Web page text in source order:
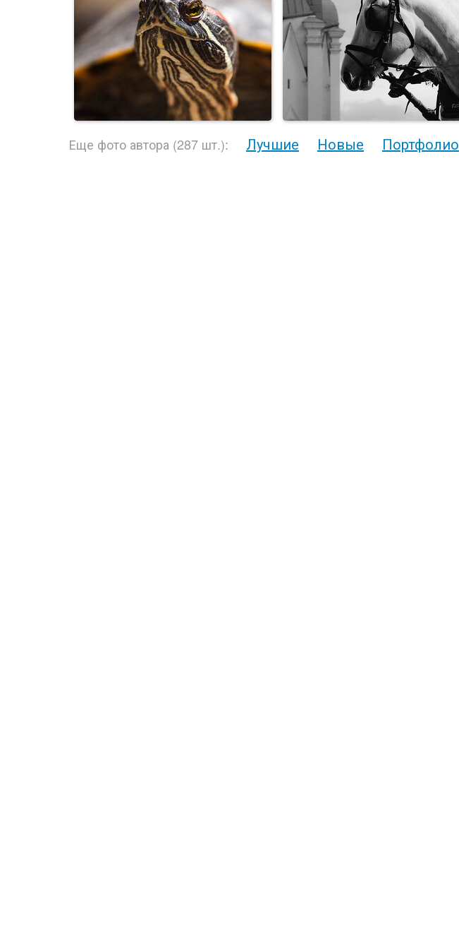
Еще фото автора (287 шт.): Лучшие Новые Портфолио